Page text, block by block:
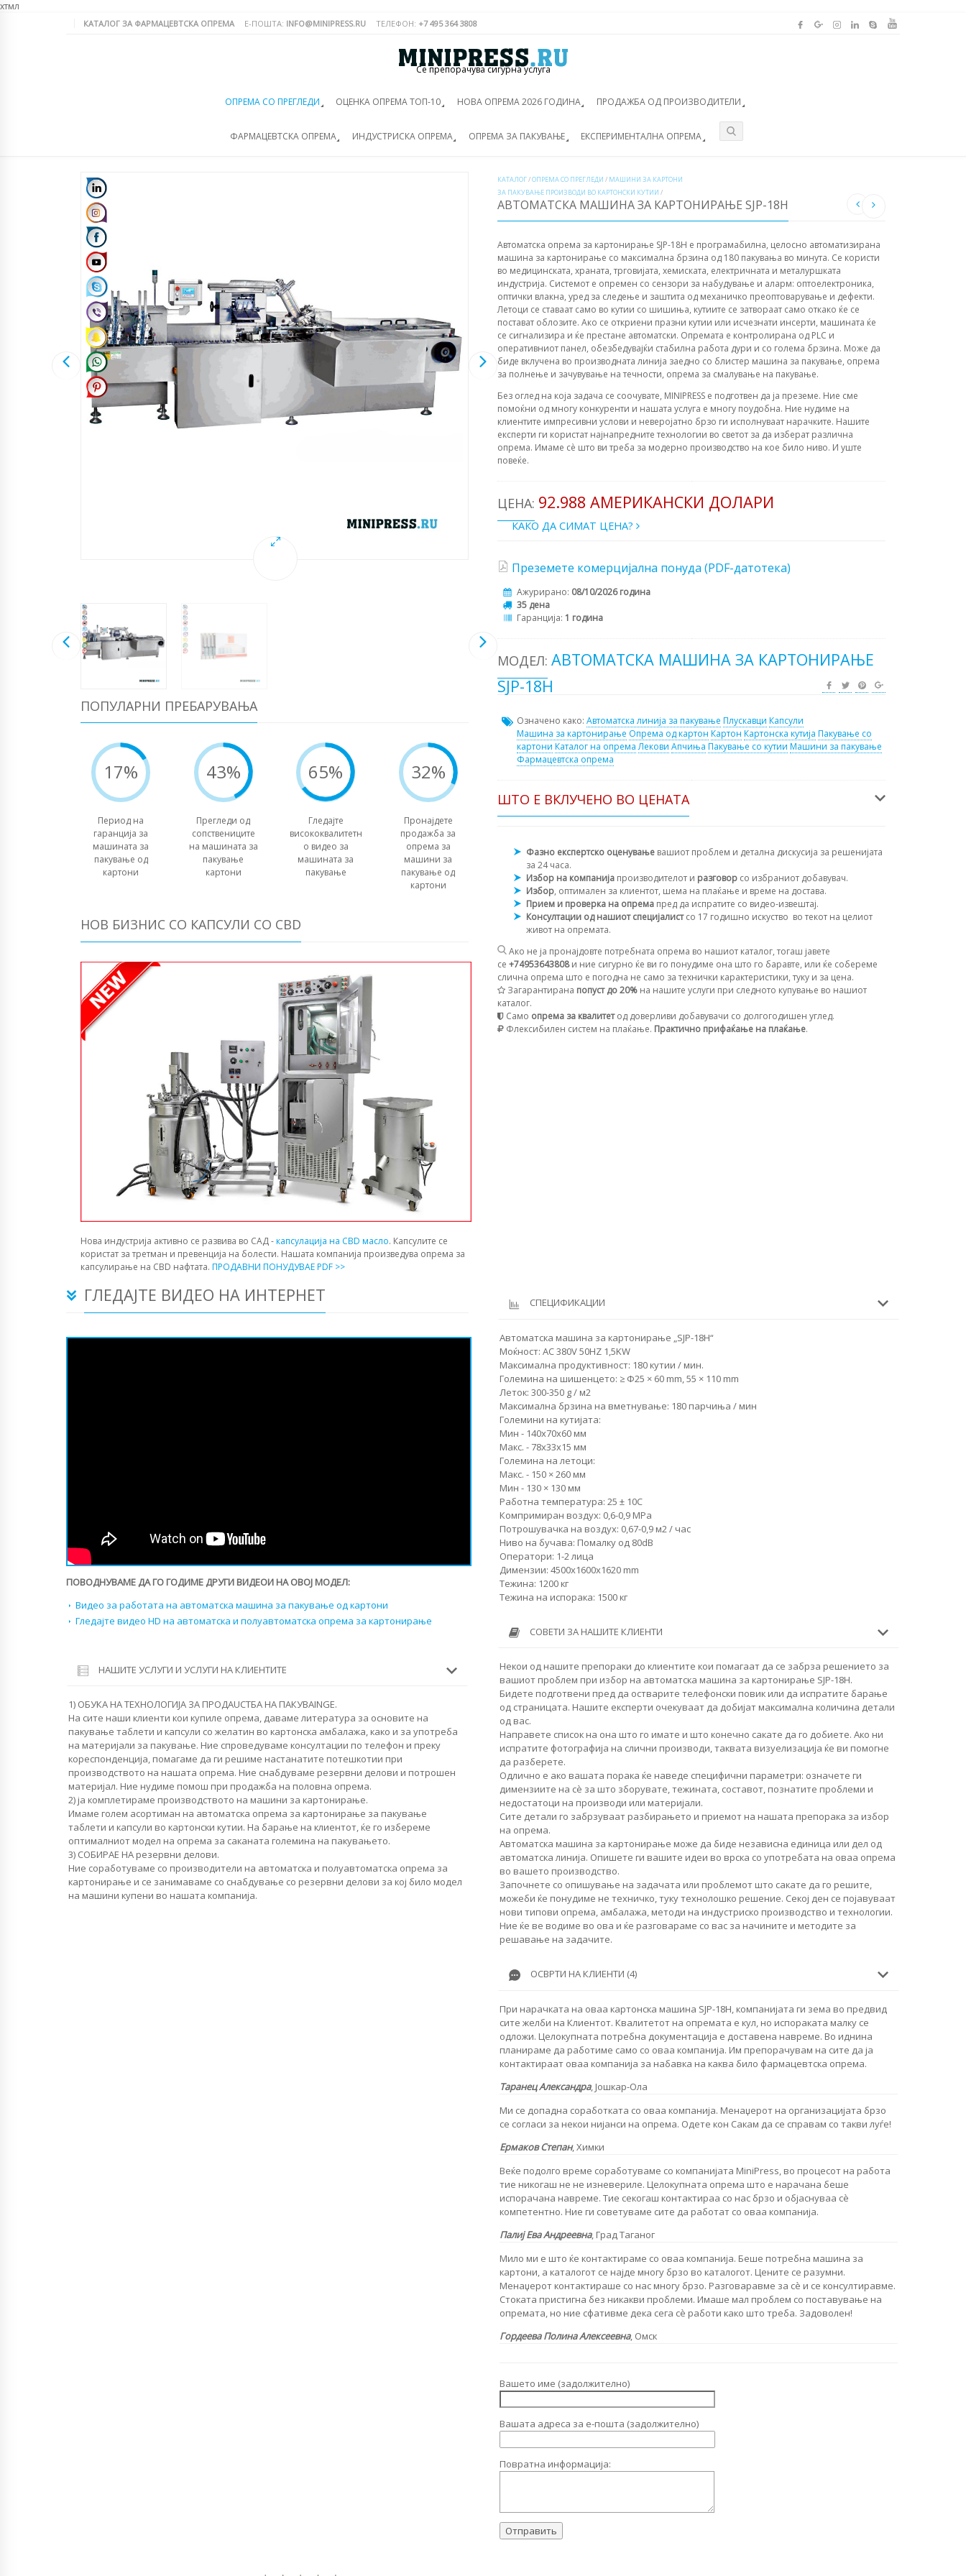
хтмл
КАТАЛОГ ЗА ФАРМАЦЕВТСКА ОПРЕМА Е-ПОШТА: INFO@MINIPRESS.RU ТЕЛЕФОН: +7 495 364 3808
Се препорачува сигурна услуга
ОПРЕМА СО ПРЕГЛЕДИ ОЦЕНКА ОПРЕМА ТОП-10 НОВА ОПРЕМА 2026 ГОДИНА ПРОДАЖБА ОД ПРОИЗВОДИТЕЛИ
ФАРМАЦЕВТСКА ОПРЕМА ИНДУСТРИСКА ОПРЕМА ОПРЕМА ЗА ПАКУВАЊЕ ЕКСПЕРИМЕНТАЛНА ОПРЕМА
ПОПУЛАРНИ ПРЕБАРУВАЊА
17%
Период на
гаранција за
машината за
пакување од
картони
43%
Прегледи од
сопствениците
на машината за
пакување
картони
65%
Гледајте
висококвалитетн
о видео за
машината за
пакување
32%
Пронајдете
продажба за
опрема за
машини за
пакување од
картони
НОВ БИЗНИС СО КАПСУЛИ СО CBD
Нова индустрија активно се развива во САД -капсулација на CBD масло. Капсулите се
користат за третман и превенција на болести. Нашата компанија произведува опрема за
капсулирање на CBD нафтата. ПРОДАВНИ ПОНУДУВАЕ PDF >>
КАТАЛОГ/ОПРЕМА СО ПРЕГЛЕДИ / МАШИНИ ЗА КАРТОНИ
ЗА ПАКУВАЊЕ ПРОИЗВОДИ ВО КАРТОНСКИ КУТИИ /
АВТОМАТСКА МАШИНА ЗА КАРТОНИРАЊЕ SJP-18H
Автоматска опрема за картонирање SJP-18H е програмабилна, целосно автоматизирана
машина за картонирање со максимална брзина од 180 пакувања во минута. Се користи
во медицинската, храната, трговијата, хемиската, електричната и металуршката
индустрија. Системот е опремен со сензори за набудување и аларм: оптоелектроника,
оптички влакна, уред за следење и заштита од механичко преоптоварување и дефекти.
Летоци се ставаат само во кутии со шишиња, кутиите се затвораат само откако ќе се
постават облозите. Ако се откриени празни кутии или исчезнати инсерти, машината ќе
се сигнализира и ќе престане автоматски. Опремата е контролирана од PLC и
оперативниот панел, обезбедувајќи стабилна работа дури и со голема брзина. Може да
биде вклучена во производната линија заедно со блистер машина за пакување, опрема
за полнење и зачувување на течности, опрема за смалување на пакување.
Без оглед на која задача се соочувате, MINIPRESS е подготвен да ја преземе. Ние сме
помоќни од многу конкуренти и нашата услуга е многу поудобна. Ние нудиме на
клиентите импресивни услови и неверојатно брзо ги исполнуваат нарачките. Нашите
експерти ги користат најнапредните технологии во светот за да изберат различна
опрема. Имаме сè што ви треба за модерно производство на кое било ниво. И уште
повеќе.
ЦЕНА: 92.988 АМЕРИКАНСКИ ДОЛАРИ
КАКО ДА СИМАТ ЦЕНА?
Преземете комерцијална понуда (PDF-датотека)
Ажурирано: 08/10/2026 година
35 дена
Гаранција: 1 година
МОДЕЛ: АВТОМАТСКА МАШИНА ЗА КАРТОНИРАЊЕ
SJP-18H
Означено како: Автоматска линија за пакување Плускавци Капсули
Машина за картонирање Опрема од картон Картон Картонска кутија Пакување со
картони Каталог на опрема Лекови Апчиња Пакување со кутии Машини за пакување
Фармацевтска опрема
ШТО Е ВКЛУЧЕНО ВО ЦЕНАТА
Фазно експертско оценување вашиот проблем и детална дискусија за решенијата
за 24 часа.
Избор на компанија производителот и разговор со избраниот добавувач.
Избор, оптимален за клиентот, шема на плаќање и време на достава.
Прием и проверка на опрема пред да испратите со видео-извештај.
Консултации од нашиот специјалистсо 17 годишно искуство во текот на целиот
живот на опремата.
Ако не ја пронајдовте потребната опрема во нашиот каталог, тогаш јавете
се +74953643808и ние сигурно ќе ви го понудиме она што го баравте, или ќе собереме
слична опрема што е погодна не само за технички карактеристики, туку и за цена.
Загарантирана попуст до 20% на нашите услуги при следното купување во нашиот
каталог.
Само опрема за квалитетод доверливи добавувачи со долгогодишен углед.
Флексибилен систем на плаќање. Практично прифаќање на плаќање.
ГЛЕДАЈТЕ ВИДЕО НА ИНТЕРНЕТ
ПОВОДНУВАМЕ ДА ГО ГОДИМЕ ДРУГИ ВИДЕОИ НА ОВОЈ МОДЕЛ:
Видео за работата на автоматска машина за пакување од картони
Гледајте видео HD на автоматска и полуавтоматска опрема за картонирање
НАШИТЕ УСЛУГИ И УСЛУГИ НА КЛИЕНТИТЕ
1) ОБУКА НА ТЕХНОЛОГИЈА ЗА ПРОДАUCTБА НА ПАКУВАINGЕ.
На сите наши клиенти кои купиле опрема, даваме литература за основите на
пакување таблети и капсули со желатин во картонска амбалажа, како и за употреба
на материјали за пакување. Ние спроведуваме консултации по телефон и преку
кореспонденција, помагаме да ги решиме настанатите потешкотии при
производството на нашата опрема. Ние снабдуваме резервни делови и потрошен
материјал. Ние нудиме помош при продажба на половна опрема.
2) ја комплетираме производството на машини за картонирање.
Имаме голем асортиман на автоматска опрема за картонирање за пакување
таблети и капсули во картонски кутии. На барање на клиентот, ќе го избереме
оптималниот модел на опрема за саканата големина на пакувањето.
3) СОБИРАЕ НА резервни делови.
Ние соработуваме со производители на автоматска и полуавтоматска опрема за
картонирање и се занимаваме со снабдување со резервни делови за кој било модел
на машини купени во нашата компанија.
СПЕЦИФИКАЦИИ
Автоматска машина за картонирање „SJP-18H“
Моќност: AC 380V 50HZ 1,5KW
Максимална продуктивност: 180 кутии / мин.
Големина на шишенцето: ≥ Φ25 × 60 mm, 55 × 110 mm
Леток: 300-350 g / м2
Максимална брзина на вметнување: 180 парчиња / мин
Големини на кутијата:
Мин - 140х70х60 мм
Макс. - 78х33х15 мм
Големина на летоци:
Макс. - 150 × 260 мм
Мин - 130 × 130 мм
Работна температура: 25 ± 10C
Компримиран воздух: 0,6-0,9 MPa
Потрошувачка на воздух: 0,67-0,9 м2 / час
Ниво на бучава: Помалку од 80dB
Оператори: 1-2 лица
Димензии: 4500x1600x1620 mm
Тежина: 1200 кг
Тежина на испорака: 1500 кг
СОВЕТИ ЗА НАШИТЕ КЛИЕНТИ
Некои од нашите препораки до клиентите кои помагаат да се забрза решението за
вашиот проблем при избор на автоматска машина за картонирање SJP-18H.
Бидете подготвени пред да остварите телефонски повик или да испратите барање
од страницата. Нашите експерти очекуваат да добијат максимална количина детали
од вас.
Направете список на она што го имате и што конечно сакате да го добиете. Ако ни
испратите фотографија на слични производи, таквата визуелизација ќе ви помогне
да разберете.
Одлично е ако вашата порака ќе наведе специфични параметри: означете ги
димензиите на сè за што зборувате, тежината, составот, познатите проблеми и
недостатоци на производи или материјали.
Сите детали го забрзуваат разбирањето и приемот на нашата препорака за избор
на опрема.
Автоматска машина за картонирање може да биде независна единица или дел од
автоматска линија. Опишете ги вашите идеи во врска со употребата на оваа опрема
во вашето производство.
Започнете со опишување на задачата или проблемот што сакате да го решите,
можеби ќе понудиме не техничко, туку технолошко решение. Секој ден се појавуваат
нови типови опрема, амбалажа, методи на индустриско производство и технологии.
Ние ќе ве водиме во ова и ќе разговараме со вас за начините и методите за
решавање на задачите.
ОСВРТИ НА КЛИЕНТИ (4)
При нарачката на оваа картонска машина SJP-18H, компанијата ги зема во предвид
сите желби на Клиентот. Квалитетот на опремата е кул, но испораката малку се
одложи. Целокупната потребна документација е доставена навреме. Во иднина
планираме да работиме само со оваа компанија. Им препорачувам на сите да ја
контактираат оваа компанија за набавка на каква било фармацевтска опрема.
Таранец Александра, Јошкар-Ола
Ми се допадна соработката со оваа компанија. Менаџерот на организацијата брзо
се согласи за некои нијанси на опрема. Одете кон Сакам да се справам со такви луѓе!
Ермаков Степан, Химки
Веќе подолго време соработуваме со компанијата MiniPress, во процесот на работа
тие никогаш не не изневериле. Целокупната опрема што е нарачана беше
испорачана навреме. Тие секогаш контактираа со нас брзо и објаснуваа сè
компетентно. Ние ги советуваме сите да работат со оваа компанија.
Палиј Ева Андреевна, Град Таганог
Мило ми е што ќе контактираме со оваа компанија. Беше потребна машина за
картони, а каталогот се најде многу брзо во каталогот. Цените се разумни.
Менаџерот контактираше со нас многу брзо. Разговаравме за сè и се консултиравме.
Стоката пристигна без никакви проблеми. Имаше мал проблем со поставување на
опремата, но ние сфативме дека сега сè работи како што треба. Задоволен!
Гордеева Полина Алексеевна, Омск
Вашето име (задолжително)
Вашата адреса за е-пошта (задолжително)
Повратна информација: